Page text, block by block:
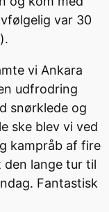
var 30
vi Ankara
udfrodring
snørklede og
ske blev vi ved
kampråb af fire
den lange tur til
Fantastisk